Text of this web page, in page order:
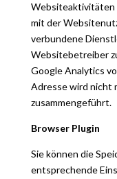
Websiteaktivitäten
mit der
verbundene
Websitebetreiber
Google Analytics
Adresse wird nicht
zusammengeführt.
Browser Plugin
Sie können die
entsprechende